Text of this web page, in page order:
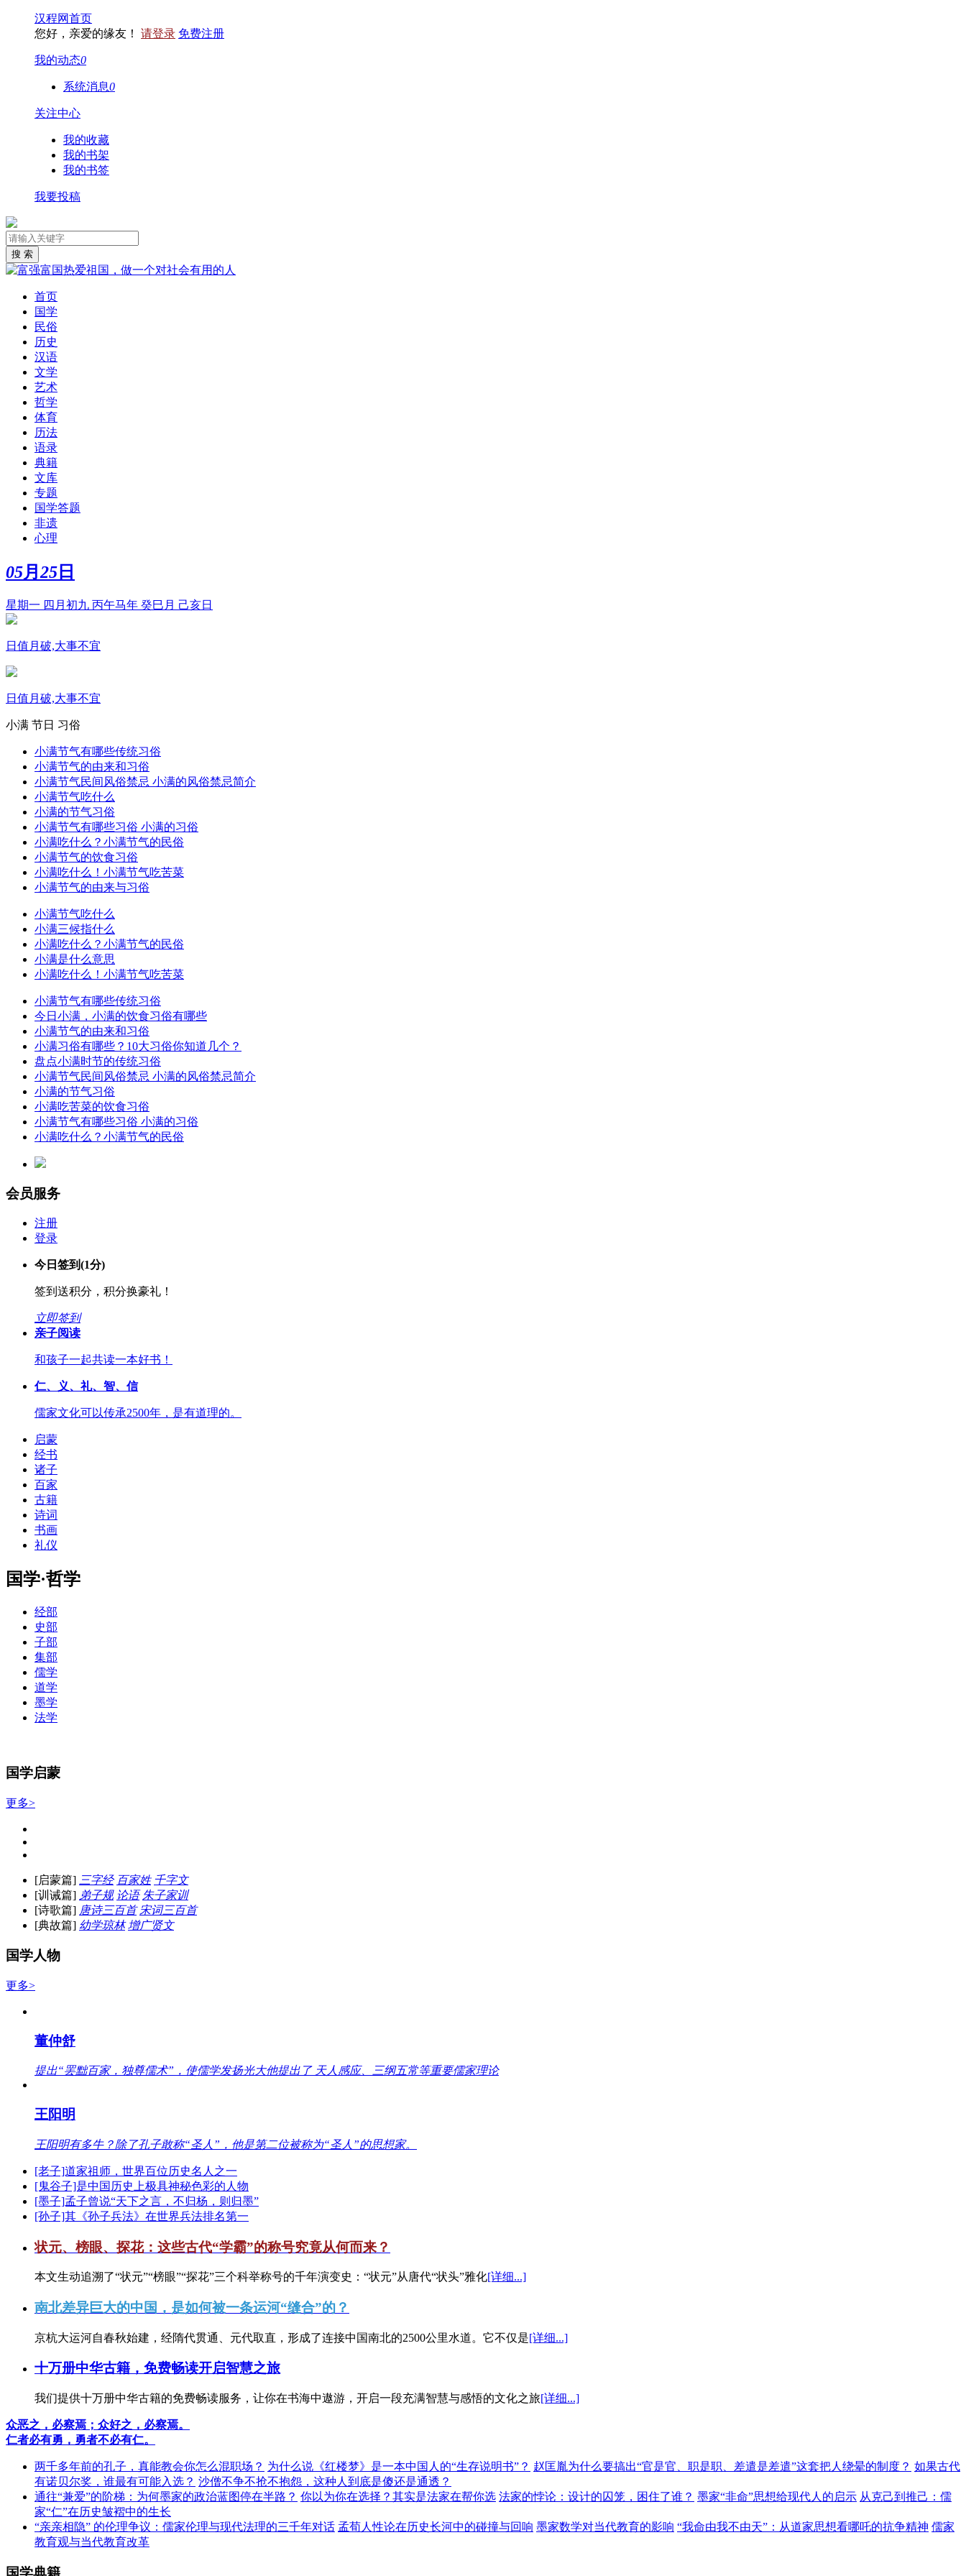
汉程网首页
您好，亲爱的缘友！ 请登录 免费注册
我的动态0
系统消息0
关注中心
我的收藏
我的书架
我的书签
我要投稿
首页
国学
民俗
历史
汉语
文学
艺术
哲学
体育
历法
语录
典籍
文库
专题
国学答题
非遗
心理
05月 25 日
星期一 四月初九 丙午马年 癸巳月 己亥日
日值月破,大事不宜
日值月破,大事不宜
小满 节日 习俗
小满节气有哪些传统习俗
小满节气的由来和习俗
小满节气民间风俗禁忌 小满的风俗禁忌简介
小满节气吃什么
小满的节气习俗
小满节气有哪些习俗 小满的习俗
小满吃什么？小满节气的民俗
小满节气的饮食习俗
小满吃什么！小满节气吃苦菜
小满节气的由来与习俗
小满节气吃什么
小满三候指什么
小满吃什么？小满节气的民俗
小满是什么意思
小满吃什么！小满节气吃苦菜
小满节气有哪些传统习俗
今日小满，小满的饮食习俗有哪些
小满节气的由来和习俗
小满习俗有哪些？10大习俗你知道几个？
盘点小满时节的传统习俗
小满节气民间风俗禁忌 小满的风俗禁忌简介
小满的节气习俗
小满吃苦菜的饮食习俗
小满节气有哪些习俗 小满的习俗
小满吃什么？小满节气的民俗
会员服务
注册
登录
今日签到(1分)
签到送积分，积分换豪礼！
立即签到
亲子阅读
和孩子一起共读一本好书！
仁、义、礼、智、信
儒家文化可以传承2500年，是有道理的。
启蒙
经书
诸子
百家
古籍
诗词
书画
礼仪
国学·哲学
经部
史部
子部
集部
儒学
道学
墨学
法学
国学启蒙
更多>
[启蒙篇] 三字经 百家姓 千字文
[训诫篇] 弟子规 论语 朱子家训
[诗歌篇] 唐诗三百首 宋词三百首
[典故篇] 幼学琼林 增广贤文
国学人物
更多>
董仲舒
提出“罢黜百家，独尊儒术”，使儒学发扬光大他提出了 天人感应、三纲五常等重要儒家理论
王阳明
王阳明有多牛？除了孔子敢称“圣人”，他是第二位被称为“圣人”的思想家。
[老子]道家祖师，世界百位历史名人之一
[鬼谷子]是中国历史上极具神秘色彩的人物
[墨子]孟子曾说“天下之言，不归杨，则归墨”
[孙子]其《孙子兵法》在世界兵法排名第一
状元、榜眼、探花：这些古代“学霸”的称号究竟从何而来？
本文生动追溯了“状元”“榜眼”“探花”三个科举称号的千年演变史：“状元”从唐代“状头”雅化[详细...]
南北差异巨大的中国，是如何被一条运河“缝合”的？
京杭大运河自春秋始建，经隋代贯通、元代取直，形成了连接中国南北的2500公里水道。它不仅是[详细...]
十万册中华古籍，免费畅读开启智慧之旅
我们提供十万册中华古籍的免费畅读服务，让你在书海中遨游，开启一段充满智慧与感悟的文化之旅[详细...]
众恶之，必察焉；众好之，必察焉。
仁者必有勇，勇者不必有仁。
两千多年前的孔子，真能教会你怎么混职场？ 为什么说《红楼梦》是一本中国人的“生存说明书”？ 赵匡胤为什么要搞出“官是官、职是职、差遣是差遣”这套把人绕晕的制度？ 如果古代
有诺贝尔奖，谁最有可能入选？ 沙僧不争不抢不抱怨，这种人到底是傻还是通透？
通往“兼爱”的阶梯：为何墨家的政治蓝图停在半路？ 你以为你在选择？其实是法家在帮你选 法家的悖论：设计的囚笼，困住了谁？ 墨家“非命”思想给现代人的启示 从克己到推己：儒
家“仁”在历史皱褶中的生长
“亲亲相隐” 的伦理争议：儒家伦理与现代法理的三千年对话 孟荀人性论在历史长河中的碰撞与回响 墨家数学对当代教育的影响 “我命由我不由天”：从道家思想看哪吒的抗争精神 儒家
教育观与当代教育改革
国学典籍